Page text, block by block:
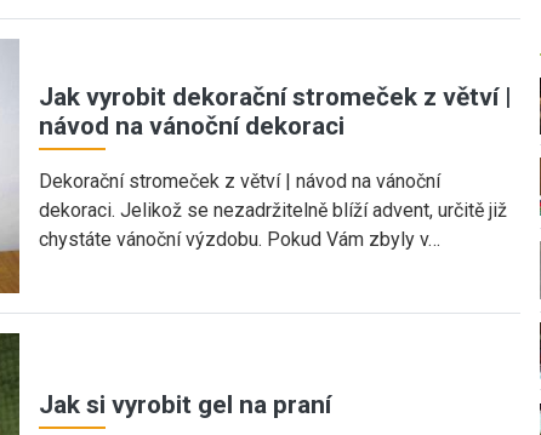
Jak vyrobit dekorační stromeček z větví |
návod na vánoční dekoraci
Dekorační stromeček z větví | návod na vánoční
dekoraci. Jelikož se nezadržitelně blíží advent, určitě již
chystáte vánoční výzdobu. Pokud Vám zbyly v…
Jak si vyrobit gel na praní